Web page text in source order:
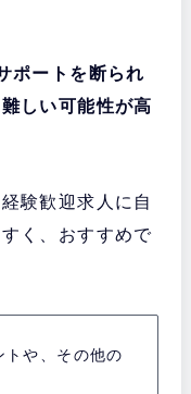
ポートを断られ
しい可能性が高
験歓迎求人に自
く、おすすめで
や、その他の